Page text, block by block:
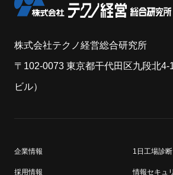
株式会社テクノ経営総合研究所
〒102-0073 東京都干代田区九段北4-
ビル）
企業情報 1日工場診断
採用情報 情報セキュ